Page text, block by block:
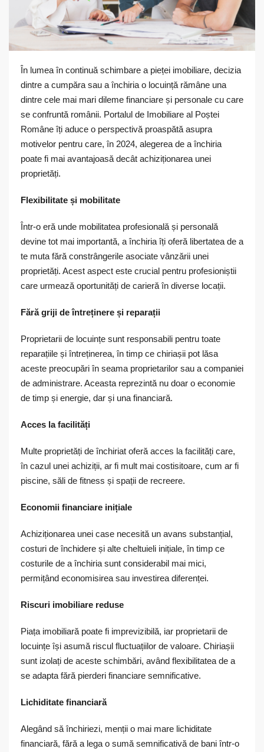
În lumea în continuă schimbare a pieței imobiliare, decizia
dintre a cumpăra sau a închiria o locuință rămâne una
dintre cele mai mari dileme financiare și personale cu care
se confruntă românii. Portalul de Imobiliare al Poștei
Române îți aduce o perspectivă proaspătă asupra
motivelor pentru care, în 2024, alegerea de a închiria
poate fi mai avantajoasă decât achiziționarea unei
proprietăți.
Flexibilitate și mobilitate
Într-o eră unde mobilitatea profesională și personală
devine tot mai importantă, a închiria îți oferă libertatea de a
te muta fără constrângerile asociate vânzării unei
proprietăți. Acest aspect este crucial pentru profesioniștii
care urmează oportunități de carieră în diverse locații.
Fără griji de întreținere și reparații
Proprietarii de locuințe sunt responsabili pentru toate
reparațiile și întreținerea, în timp ce chiriașii pot lăsa
aceste preocupări în seama proprietarilor sau a companiei
de administrare. Aceasta reprezintă nu doar o economie
de timp și energie, dar și una financiară.
Acces la facilități
Multe proprietăți de închiriat oferă acces la facilități care,
în cazul unei achiziții, ar fi mult mai costisitoare, cum ar fi
piscine, săli de fitness și spații de recreere.
Economii financiare inițiale
Achiziționarea unei case necesită un avans substanțial,
costuri de închidere și alte cheltuieli inițiale, în timp ce
costurile de a închiria sunt considerabil mai mici,
permițând economisirea sau investirea diferenței.
Riscuri imobiliare reduse
Piața imobiliară poate fi imprevizibilă, iar proprietarii de
locuințe își asumă riscul fluctuațiilor de valoare. Chiriașii
sunt izolați de aceste schimbări, având flexibilitatea de a
se adapta fără pierderi financiare semnificative.
Lichiditate financiară
Alegând să închiriezi, menții o mai mare lichiditate
financiară, fără a lega o sumă semnificativă de bani într-o